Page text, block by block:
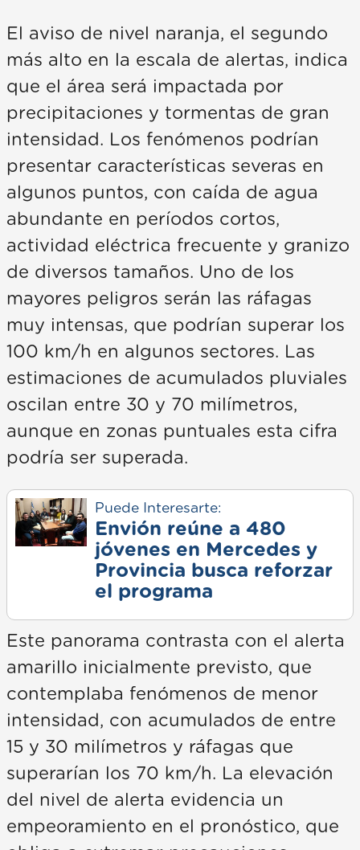
El aviso de nivel naranja, el segundo
más alto en la escala de alertas, indica
que el área será impactada por
precipitaciones y tormentas de gran
intensidad. Los fenómenos podrían
presentar características severas en
algunos puntos, con caída de agua
abundante en períodos cortos,
actividad eléctrica frecuente y granizo
de diversos tamaños. Uno de los
mayores peligros serán las ráfagas
muy intensas, que podrían superar los
100 km/h en algunos sectores. Las
estimaciones de acumulados pluviales
oscilan entre 30 y 70 milímetros,
aunque en zonas puntuales esta cifra
podría ser superada.
Puede Interesarte:
Envión reúne a 480
jóvenes en Mercedes y
Provincia busca reforzar
el programa
Este panorama contrasta con el alerta
amarillo inicialmente previsto, que
contemplaba fenómenos de menor
intensidad, con acumulados de entre
15 y 30 milímetros y ráfagas que
superarían los 70 km/h. La elevación
del nivel de alerta evidencia un
empeoramiento en el pronóstico, que